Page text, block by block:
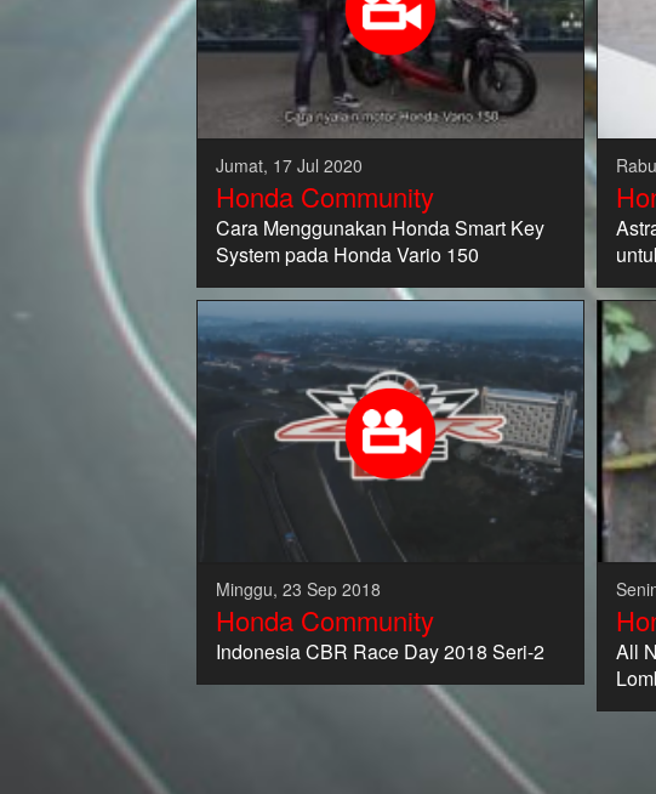
Jumat, 17 Jul 2020
Honda Community
Cara Menggunakan Honda Smart Key
System pada Honda Vario 150
Minggu, 23 Sep 2018
Honda Community
Indonesia CBR Race Day 2018 Seri-2
All